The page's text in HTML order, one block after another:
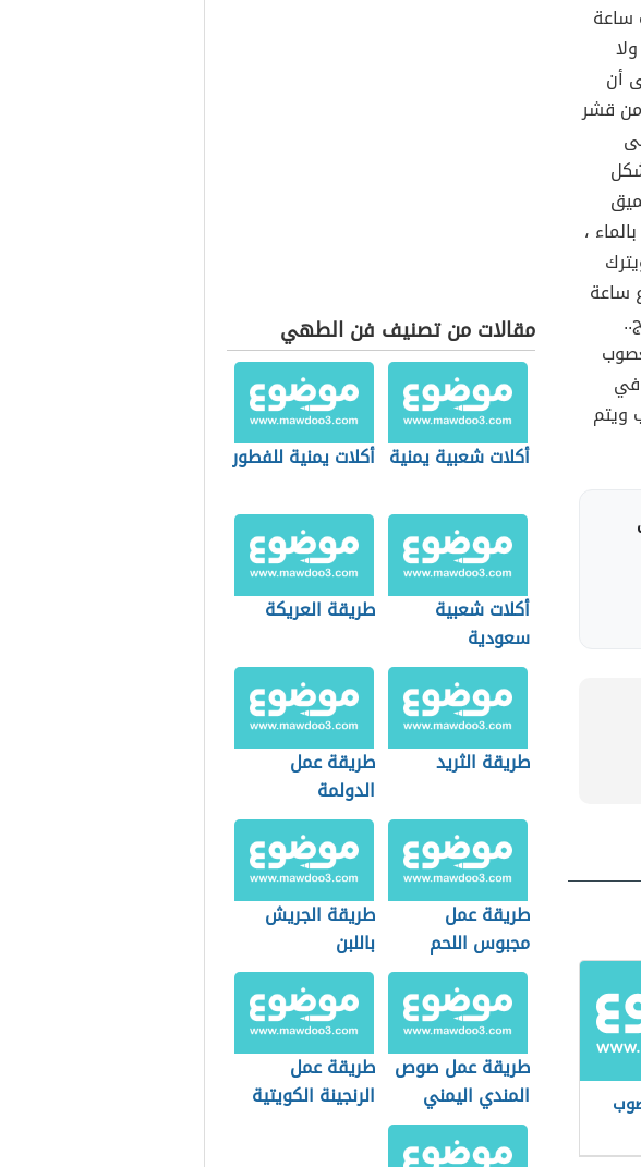
ساعة
أن
من قشر
،
ساعة
في
ويتم
مقالات من تصنيف فن الطهي
أكلات شعبية يمنية أكلات يمنية للفطور
أكلات شعبية
سعودية
طريقة العريكة
طريقة الثريد
طريقة عمل
الدولمة
طريقة عمل
مجبوس اللحم
طريقة الجريش
باللبن
طريقة عمل صوص
المندي اليمني
طريقة عمل
الرنجينة الكويتية